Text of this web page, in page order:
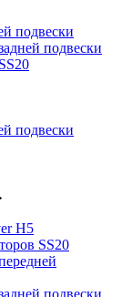
подвески
подвески
подвески
H5
SS20
подвески